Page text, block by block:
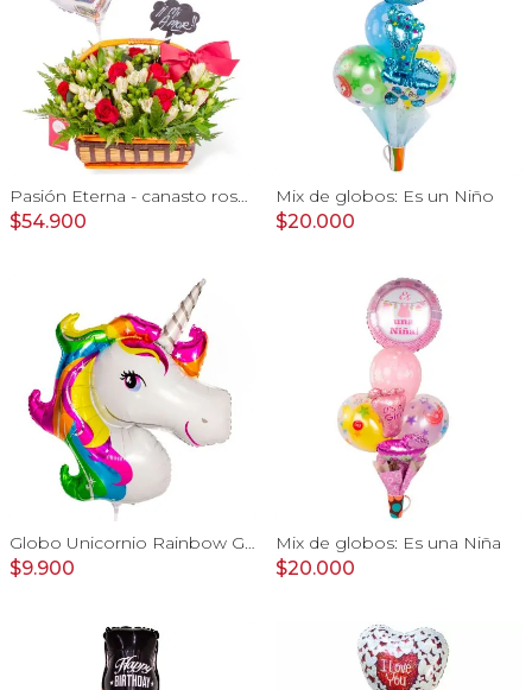
Pasión Eterna - canasto rosas rojo astromeia globo corazon
$54.900
Mix de globos: Es un Niño
$20.000
Globo Unicornio Rainbow Gigante
$9.900
Mix de globos: Es una Niña
$20.000